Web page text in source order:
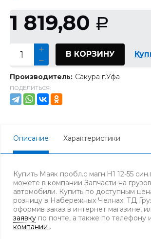
1 819,80 Р
В КОРЗИНУ
Производитель: Сакура г.Уфа
ПОДЕЛИТЬСЯ:
Описание Характеристики
Купить Маяк пробл.с магн.H1 12-55
можете в компании Запчасти на
автомобили. Купить по доступным
розницу в Набережных Челнах. ТД
оформив заказ в интернет магазине,
заявку по почте, а также по телефону
компании .